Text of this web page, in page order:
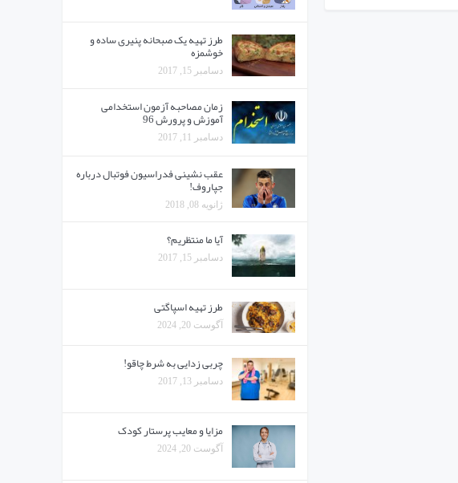
طرز تهیه یک صبحانه پنیری ساده و
خوشمزه
دسامبر 15, 2017
زمان مصاحبه آزمون استخدامی
آموزش و پرورش 96
دسامبر 11, 2017
عقب نشینی فدراسیون فوتبال درباره
جپاروف!
ژانویه 08, 2018
آیا ما منتظریم؟
دسامبر 15, 2017
طرز تهیه اسپاگتی
آگوست 20, 2024
چربی زدایی به شرط چاقو!
دسامبر 13, 2017
مزایا و معایب پرستار کودک
آگوست 20, 2024